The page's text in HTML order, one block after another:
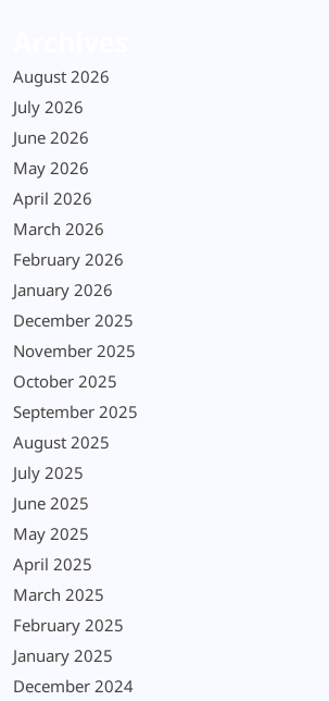
August 2026
July 2026
June 2026
May 2026
April 2026
March 2026
February 2026
January 2026
December 2025
November 2025
October 2025
September 2025
August 2025
July 2025
June 2025
May 2025
April 2025
March 2025
February 2025
January 2025
December 2024